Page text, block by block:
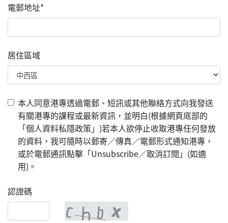
電郵地址*
居住區域
本人同意港專透過電郵、短訊或其他聯絡方式向我發送
有關港專的課程或最新資訊，並明白(根據網頁底部的
「個人資料私隱政策」)若本人欲停止收取港專任何發放
的資料，我可隨時以郵寄／傳真／電郵形式通知港專，
或於電郵通訊點擊「Unsubscribe／取消訂閱」(如適
用)。
認證碼